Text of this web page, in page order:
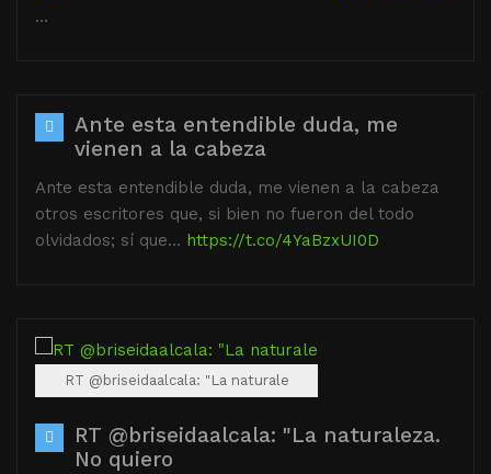
…
Ante esta entendible duda, me
vienen a la cabeza
Ante esta entendible duda, me vienen a la cabeza
otros escritores que, si bien no fueron del todo
olvidados; sí que… https://t.co/4YaBzxUI0D
RT @briseidaalcala: "La naturale
RT @briseidaalcala: "La naturaleza.
No quiero